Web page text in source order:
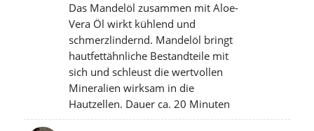
Das Mandelöl zusammen mit Aloe-
Vera Öl wirkt kühlend und
schmerzlindernd. Mandelöl bringt
hautfettähnliche Bestandteile mit
sich und schleust die wertvollen
Mineralien wirksam in die
Hautzellen. Dauer ca. 20 Minuten